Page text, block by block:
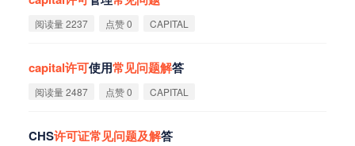
阅读量 2237 点赞 0 CAPITAL
capital许可使用常见问题解答
阅读量 2487 点赞 0 CAPITAL
CHS许可证常见问题及解答